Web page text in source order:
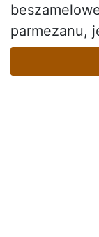
parmezanu,